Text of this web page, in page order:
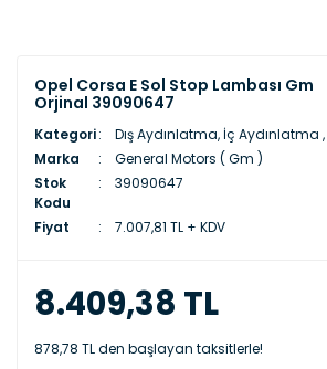
Opel Corsa E Sol Stop Lambası Gm
Orjinal 39090647
Kategori Dış Aydınlatma, İç Aydınlatma ,
Marka
General Motors ( Gm )
Stok
Kodu
39090647
Fiyat 7.007,81 TL + KDV
8.409,38 TL
878,78 TL den başlayan taksitlerle!